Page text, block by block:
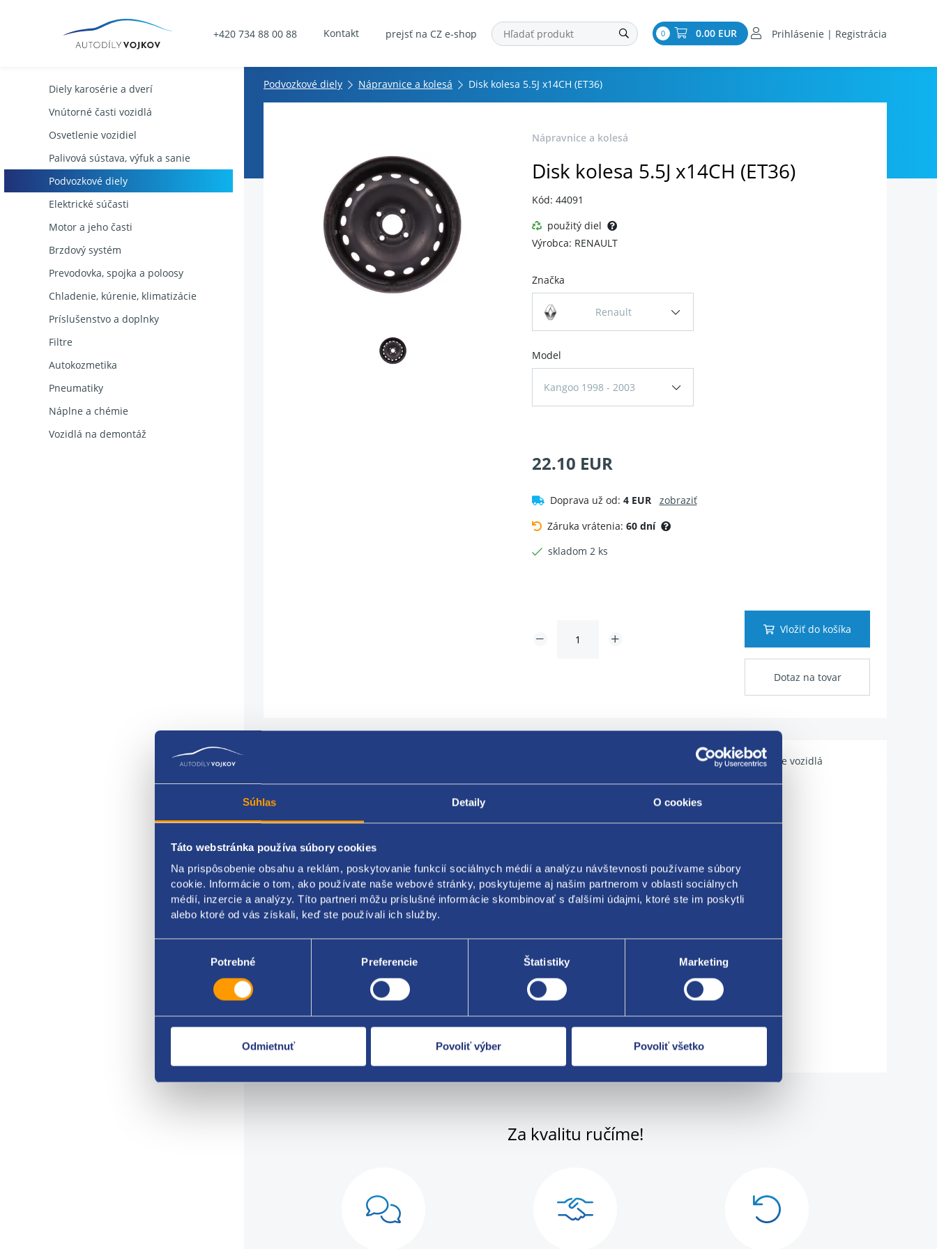
Súhlas Detaily O cookies
Táto webstránka používa súbory cookies
Na prispôsobenie obsahu a reklám, poskytovanie funkcií sociálnych médií a analýzu návštevnosti používame súbory
cookie. Informácie o tom, ako používate naše webové stránky, poskytujeme aj našim partnerom v oblasti sociálnych
médií, inzercie a analýzy. Títo partneri môžu príslušné informácie skombinovať s ďalšími údajmi, ktoré ste im poskytli
alebo ktoré od vás získali, keď ste používali ich služby.
Potrebné Preferencie Štatistiky Marketing
Odmietnuť Povoliť výber Povoliť všetko
+420 734 88 00 88 Kontakt prejsť na CZ e-shop 0 0.00 EUR Prihlásenie | Registrácia
Diely karosérie a dverí
Vnútorné časti vozidlá
Osvetlenie vozidiel
Palivová sústava, výfuk a sanie
Podvozkové diely
Elektrické súčasti
Motor a jeho časti
Brzdový systém
Prevodovka, spojka a poloosy
Chladenie, kúrenie, klimatizácie
Príslušenstvo a doplnky
Filtre
Autokozmetika
Pneumatiky
Náplne a chémie
Vozidlá na demontáž
Podvozkové diely Nápravnice a kolesá Disk kolesa 5.5J x14CH (ET36)
Nápravnice a kolesá
Disk kolesa 5.5J x14CH (ET36)
Kód: 44091
použitý diel
Výrobca: RENAULT
Značka
Renault
Model
Kangoo 1998 - 2003
22.10 EUR
Doprava už od: 4 EUR
zobraziť
Záruka vrátenia: 60 dní
skladom 2 ks
Vložiť do košíka
Dotaz na tovar
Použiteľné pre vozidlá
počet dier ráfika 4
priemer rozstupovej kružnice [mm] 100
zális kolesa (ET) 36
centrovací priemer [mm] 60
ráfiky oceľový ráfik
originálne číslo Renault
7700431034
Za kvalitu ručíme!